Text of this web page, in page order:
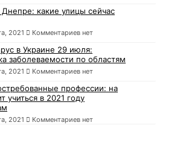
какие улицы сейчас
2021 Комментариев нет
в Украине 29 июля:
заболеваемости по областям
2021 Комментариев нет
профессии: на
учиться в 2021 году
2021 Комментариев нет